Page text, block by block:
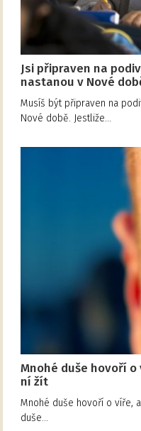
Jsi připraven na
nastanou v Nové
Musíš být připraven na
Nové době. Jestliže…
Mnohé duše hovoří
ní žít
Mnohé duše hovoří o víře,
duše…